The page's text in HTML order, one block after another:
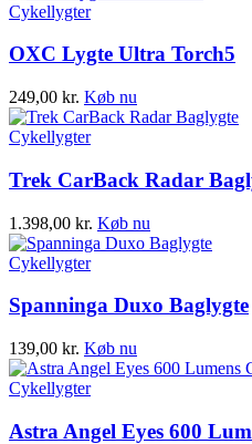
Cykellygter
OXC Lygte Ultra Torch5
249,00 kr. Køb nu
Cykellygter
Trek CarBack Radar
1.398,00 kr. Køb nu
Cykellygter
Spanninga Duxo Baglygte
139,00 kr. Køb nu
Cykellygter
Astra Angel Eyes 600